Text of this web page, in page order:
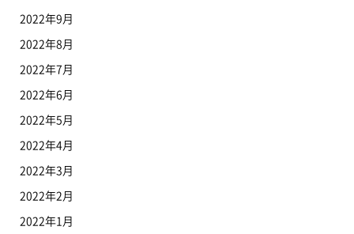
2022年9月
2022年8月
2022年7月
2022年6月
2022年5月
2022年4月
2022年3月
2022年2月
2022年1月